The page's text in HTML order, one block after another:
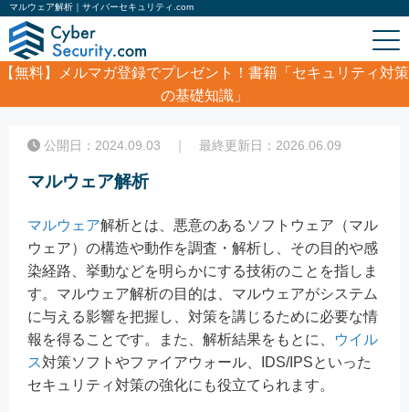
マルウェア解析｜サイバーセキュリティ.com
【無料】
メルマガ登録でプレゼント！書籍「セキュリティ対策
の基礎知識」
マルウェア解析
公開日：2024.09.03 ｜ 最終更新日：2026.06.09
マルウェア解析
マルウェア解析とは、悪意のあるソフトウェア（マル
ウェア）の構造や動作を調査・解析し、その目的や感
染経路、挙動などを明らかにする技術のことを指しま
す。マルウェア解析の目的は、マルウェアがシステム
に与える影響を把握し、対策を講じるために必要な情
報を得ることです。また、解析結果をもとに、
ウイル
ス対策ソフトやファイアウォール、IDS/IPSといった
セキュリティ対策の強化にも役立てられます。